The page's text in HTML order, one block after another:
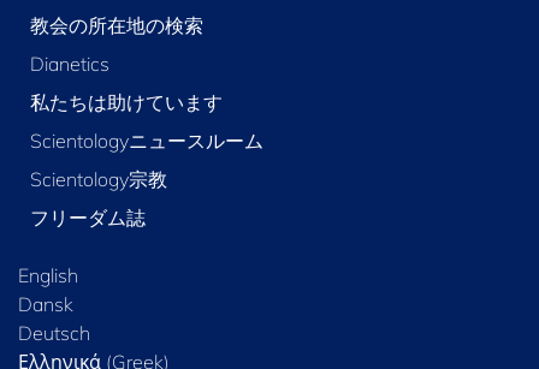
教会の所在地の検索
Dianetics
私たちは助けています
Scientologyニュースルーム
Scientology宗教
フリーダム誌
English
Dansk
Deutsch
Ελληνικά (Greek)